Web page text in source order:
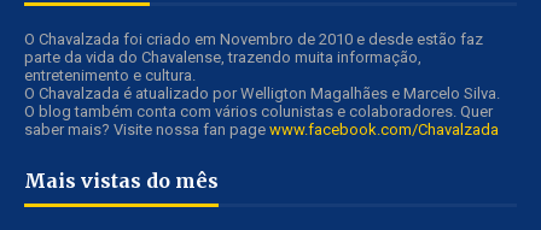
O Chavalzada foi criado em Novembro de 2010 e desde estão faz
parte da vida do Chavalense, trazendo muita informação,
entretenimento e cultura.
O Chavalzada é atualizado por Welligton Magalhães e Marcelo Silva.
O blog também conta com vários colunistas e colaboradores. Quer
saber mais? Visite nossa fan page www.facebook.com/Chavalzada
Mais vistas do mês